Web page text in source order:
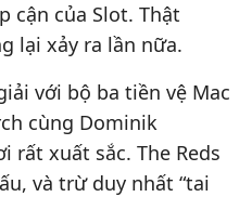
cận của Slot. Thật
lại xảy ra lần nữa.
với bộ ba tiền vệ Mac
cùng Dominik
rất xuất sắc. The Reds
và trừ duy nhất “tai